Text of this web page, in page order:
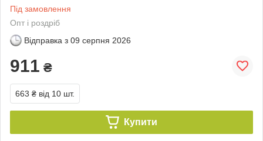
Під замовлення
Опт і роздріб
Відправка з 09 серпня 2026
911 ₴
663 ₴ від 10 шт.
Купити